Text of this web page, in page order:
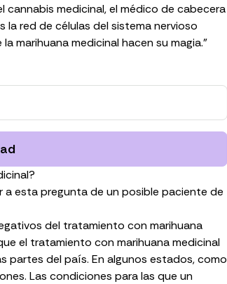
medicinal, el médico de cabecera
la red de células del sistema nervioso
marihuana medicinal hacen su magia.”
a esta pregunta de un posible paciente de
del tratamiento con marihuana
el tratamiento con marihuana medicinal
partes del país. En algunos estados, como
Las condiciones para las que un